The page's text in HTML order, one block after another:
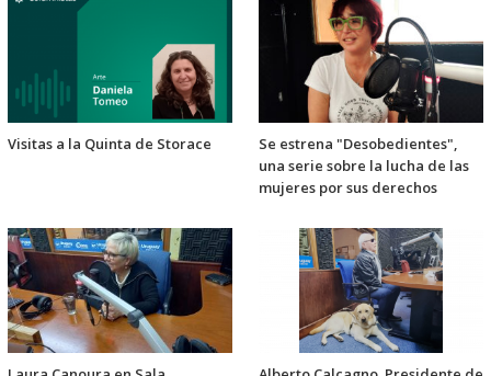
Visitas a la Quinta de Storace
Se estrena "Desobedientes",
una serie sobre la lucha de las
mujeres por sus derechos